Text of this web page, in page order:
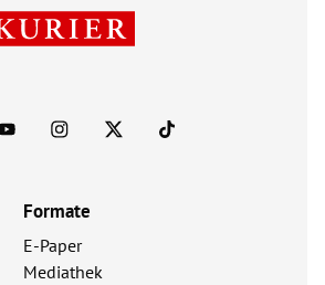
Formate
E-Paper
Mediathek